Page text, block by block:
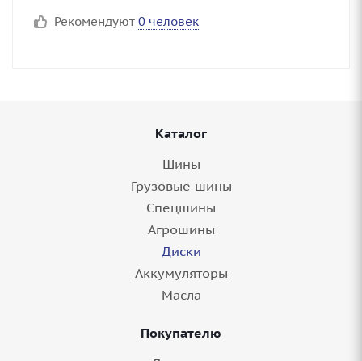
Рекомендуют 0 человек
Каталог
Шины
Грузовые шины
Спецшины
Агрошины
Диски
Аккумуляторы
Масла
Покупателю